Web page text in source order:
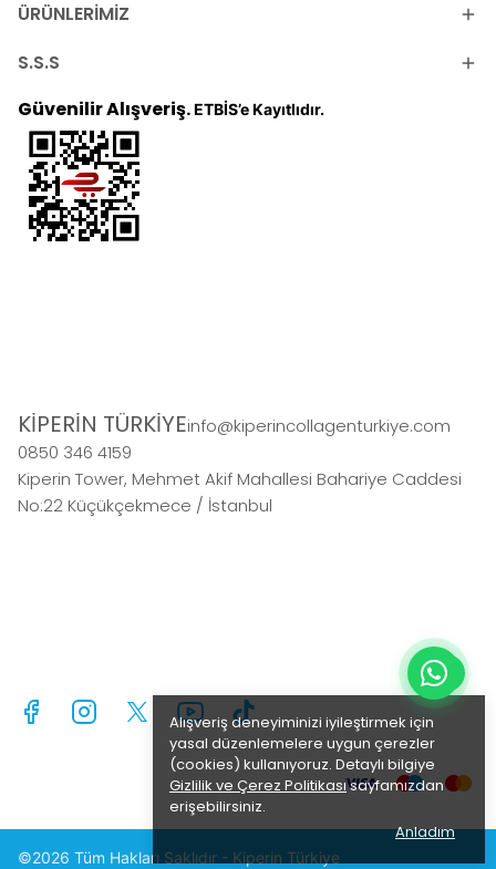
Alışveriş deneyiminizi iyileştirmek için
yasal düzenlemelere uygun çerezler
(cookies) kullanıyoruz. Detaylı bilgiye
Gizlilik ve Çerez Politikasısayfamızdan
erişebilirsiniz.
Anladım
ÜRÜNLERİMİZ
S.S.S
Güvenilir Alışveriş.ETBİS’e Kayıtlıdır.
KİPERİN TÜRKİYEinfo@kiperincollagenturkiye.com
0850 346 4159
Kiperin Tower, Mehmet Akif Mahallesi Bahariye Caddesi
No:22 Küçükçekmece / İstanbul
©2026 Tüm Hakları Saklıdır - Kiperin Türkiye